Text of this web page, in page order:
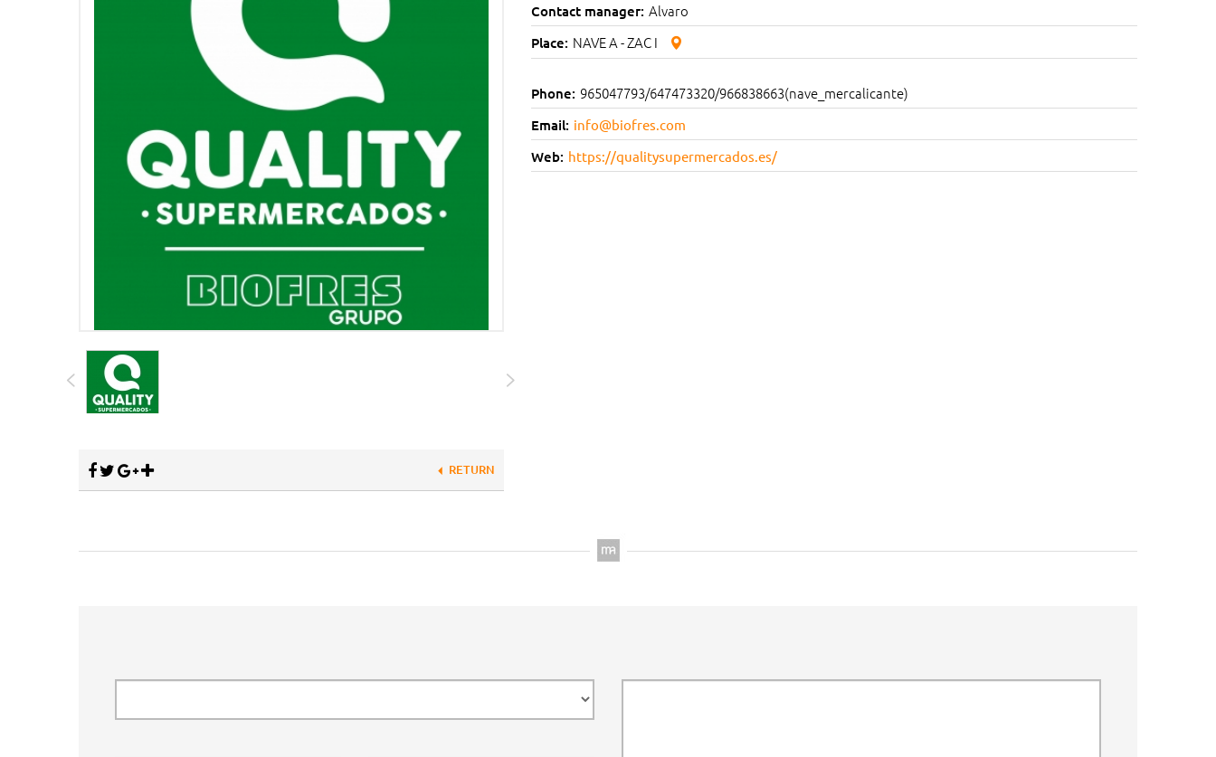
RETURN
Contact manager: Alvaro
Place: NAVE A - ZAC I
Phone: 965047793/647473320/966838663(nave_mercalicante)
Email: info@biofres.com
Web: https://qualitysupermercados.es/